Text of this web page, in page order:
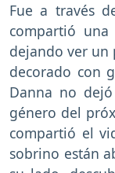
Fue a través
compartió
dejando ver un
decorado con
Danna no
género del
compartió el
sobrino están